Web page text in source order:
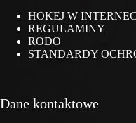
HOKEJ W
REGULAMINY
RODO
STANDARDY
Dane kontaktowe